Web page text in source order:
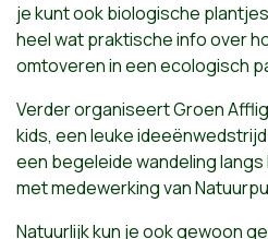
je kunt ook biologische
heel wat praktische info over
omtoveren in een ecologisch
Verder organiseert Groen
kids, een leuke
een begeleide wandeling
met medewerking van
Natuurlijk kun je ook gewoon